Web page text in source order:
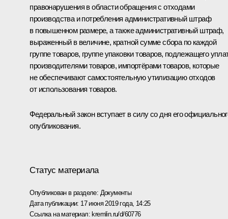
правонарушения в области обращения с отходами
производства и потребления административный штраф
в повышенном размере, а также административный штраф,
выраженный в величине, кратной сумме сбора по каждой
группе товаров, группе упаковки товаров, подлежащего
производителями товаров, импортёрами товаров, которые
не обеспечивают самостоятельную утилизацию отходов
от использования товаров.
Федеральный закон вступает в силу со дня его
опубликования.
Статус материала
Опубликован в разделе: Документы
Дата публикации: 17 июня 2019 года, 14:25
Ссылка на материал: kremlin.ru/d/60776